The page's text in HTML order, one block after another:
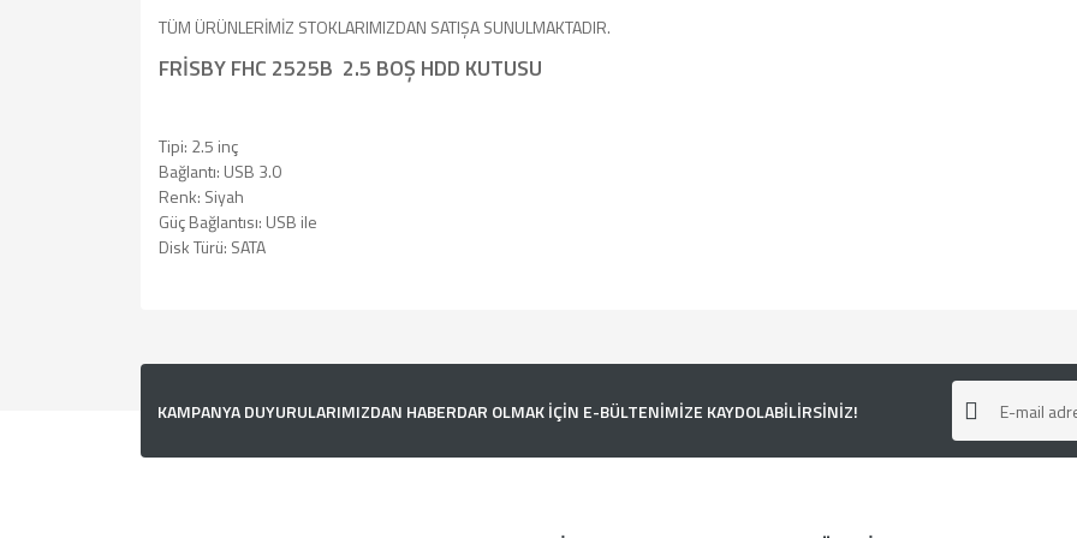
TÜM ÜRÜNLERİMİZ STOKLARIMIZDAN SATIŞA SUNULMAKTADIR.
FRİSBY FHC 2525B 2.5 BOŞ HDD KUTUSU
Tipi: 2.5 inç
Bağlantı: USB 3.0
Renk: Siyah
Güç Bağlantısı: USB ile
Disk Türü: SATA
Ürün resmi kalitesiz, bozuk veya görüntülenemiyor.
KAMPANYA DUYURULARIMIZDAN HABERDAR OLMAK İÇİN E-BÜLTENİMİZE KAYDOLABİLİRSİNİZ!